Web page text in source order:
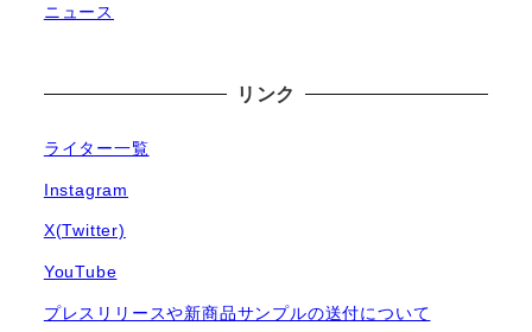
ニュース
リンク
ライター一覧
Instagram
X(Twitter)
YouTube
プレスリリースや新商品サンプルの送付について